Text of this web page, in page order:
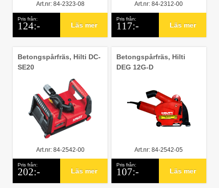
Art.nr: 84-2323-08
Pris från:
124:- Läs mer
Art.nr: 84-2312-00
Pris från:
117:- Läs mer
Betongspårfräs, Hilti DC-
SE20
Art.nr: 84-2542-00
Pris från:
202:- Läs mer
Betongspårfräs, Hilti
DEG 12G-D
Art.nr: 84-2542-05
Pris från:
107:- Läs mer